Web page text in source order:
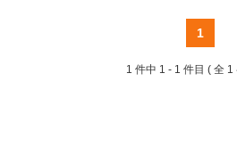
1
1 件中 1 - 1 件目 ( 全 1